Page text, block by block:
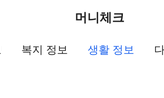
머니체크
복지 정보 생활 정보